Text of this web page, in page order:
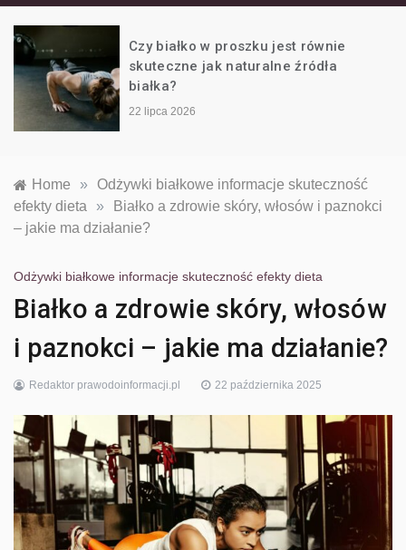
białku i
odżywkach na
Białko w diecie wegańskiej – czym
zastąpić produkty mleczne?
Home »
Odżywki białkowe informacje skuteczność
efekty dieta
»
Białko a zdrowie skóry, włosów i paznokci
– jakie ma działanie?
Odżywki białkowe informacje skuteczność efekty dieta
Białko a zdrowie skóry, włosów
i paznokci – jakie ma działanie?
Redaktor prawodoinformacji.pl 22 października 2025